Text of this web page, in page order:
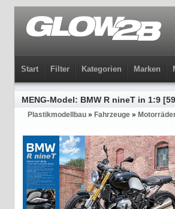
Start Filter Kategorien Marken
MENG-Model: BMW R nineT in 1:9
Plastikmodellbau » Fahrzeuge »